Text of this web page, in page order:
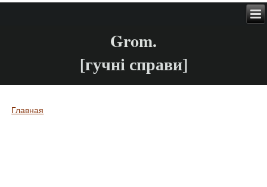
Grom.
[гучні справи]
Вы здесь
Главная